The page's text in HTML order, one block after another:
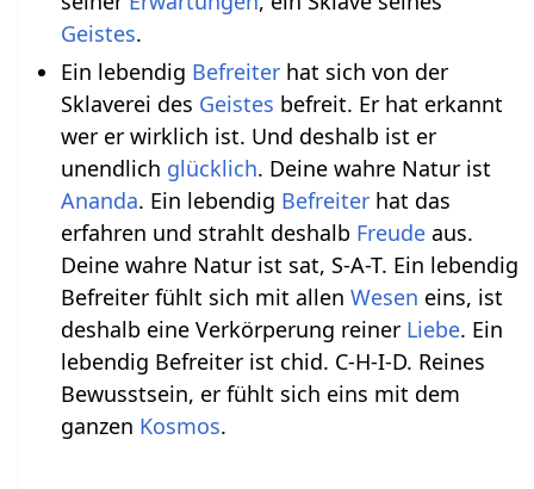
Geistes.
Ein lebendig Befreiterhat sich von der
Sklaverei des Geistes befreit. Er hat erkannt
wer er wirklich ist. Und deshalb ist er
unendlich glücklich. Deine wahre Natur ist
Ananda. Ein lebendig Befreiterhat das
erfahren und strahlt deshalb Freudeaus.
Deine wahre Natur ist sat, S-A-T. Ein lebendig
Befreiter fühlt sich mit allen Wesen eins, ist
deshalb eine Verkörperung reiner Liebe. Ein
lebendig Befreiter ist chid. C-H-I-D. Reines
Bewusstsein, er fühlt sich eins mit dem
ganzen Kosmos.